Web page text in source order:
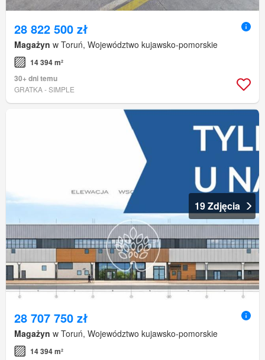
28 822 500 zł
Magażyn w Toruń, Województwo kujawsko-pomorskie
14 394 m²
30+ dni temu
GRATKA - SIMPLE
19 Zdjęcia
28 707 750 zł
Magażyn w Toruń, Województwo kujawsko-pomorskie
14 394 m²